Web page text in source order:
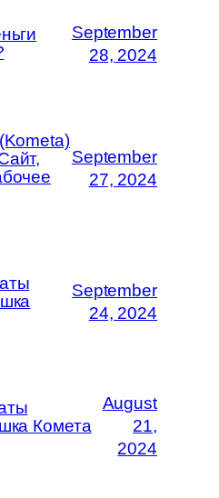
September
28, 2024
September
27, 2024
September
24, 2024
Комета
August
21,
2024